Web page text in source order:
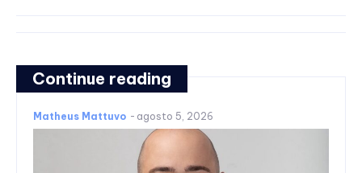
Continue reading
Matheus Mattuvo - agosto 5, 2026